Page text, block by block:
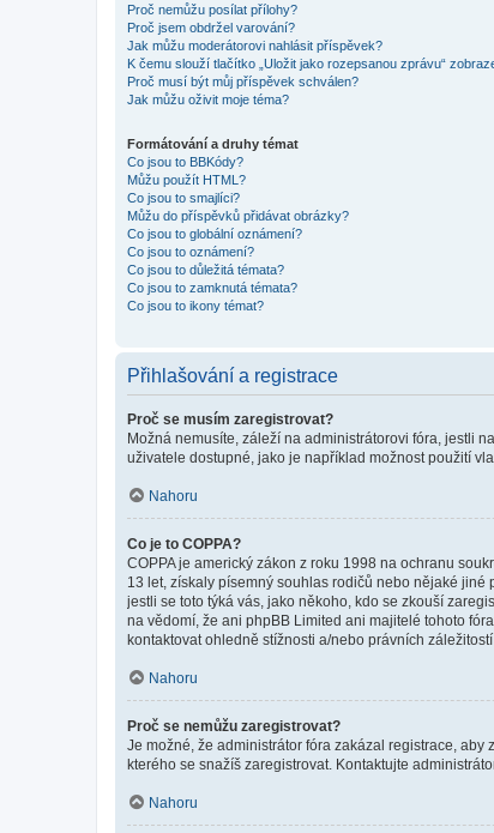
Proč nemůžu posílat přílohy?
Proč jsem obdržel varování?
Jak můžu moderátorovi nahlásit příspěvek?
K čemu slouží tlačítko „Uložit jako rozepsanou zprávu“
Proč musí být můj příspěvek schválen?
Jak můžu oživit moje téma?
Formátování a druhy témat
Co jsou to BBKódy?
Můžu použít HTML?
Co jsou to smajlíci?
Můžu do příspěvků přidávat obrázky?
Co jsou to globální oznámení?
Co jsou to oznámení?
Co jsou to důležitá témata?
Co jsou to zamknutá témata?
Co jsou to ikony témat?
Přihlašování a registrace
Proč se musím zaregistrovat?
Možná nemusíte, záleží na administrátorovi fóra, jestli
uživatele dostupné, jako je například možnost použití
Nahoru
Co je to COPPA?
COPPA je americký zákon z roku 1998 na ochranu
13 let, získaly písemný souhlas rodičů nebo nějaké
jestli se toto týká vás, jako někoho, kdo se zkouší
na vědomí, že ani phpBB Limited ani majitelé tohoto
kontaktovat ohledně stížnosti a/nebo právních záležitostí
Nahoru
Proč se nemůžu zaregistrovat?
Je možné, že administrátor fóra zakázal registrace,
kterého se snažíš zaregistrovat. Kontaktujte
Nahoru